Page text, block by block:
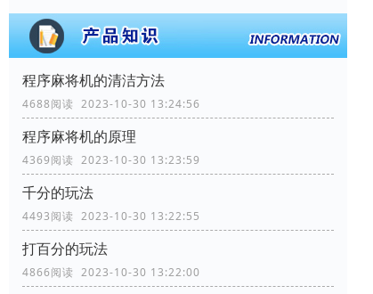
程序麻将机的清洁方法
4688阅读 2023-10-30 13:24:56
程序麻将机的原理
4369阅读 2023-10-30 13:23:59
千分的玩法
4493阅读 2023-10-30 13:22:55
打百分的玩法
4866阅读 2023-10-30 13:22:00